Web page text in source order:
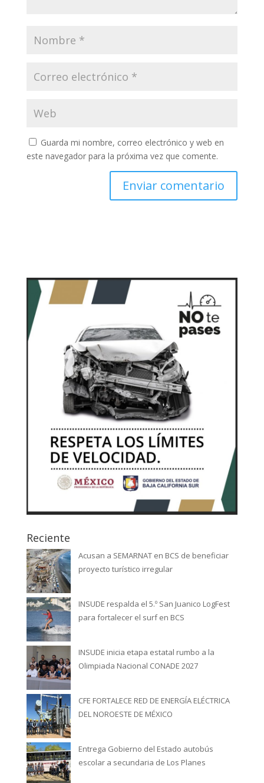
Guarda mi nombre, correo electrónico y web en
este navegador para la próxima vez que comente.
Reciente
Acusan a SEMARNAT en BCS de beneficiar
proyecto turístico irregular
INSUDE respalda el 5.º San Juanico LogFest
para fortalecer el surf en BCS
INSUDE inicia etapa estatal rumbo a la
Olimpiada Nacional CONADE 2027
CFE FORTALECE RED DE ENERGÍA ELÉCTRICA
DEL NOROESTE DE MÉXICO
Entrega Gobierno del Estado autobús
escolar a secundaria de Los Planes